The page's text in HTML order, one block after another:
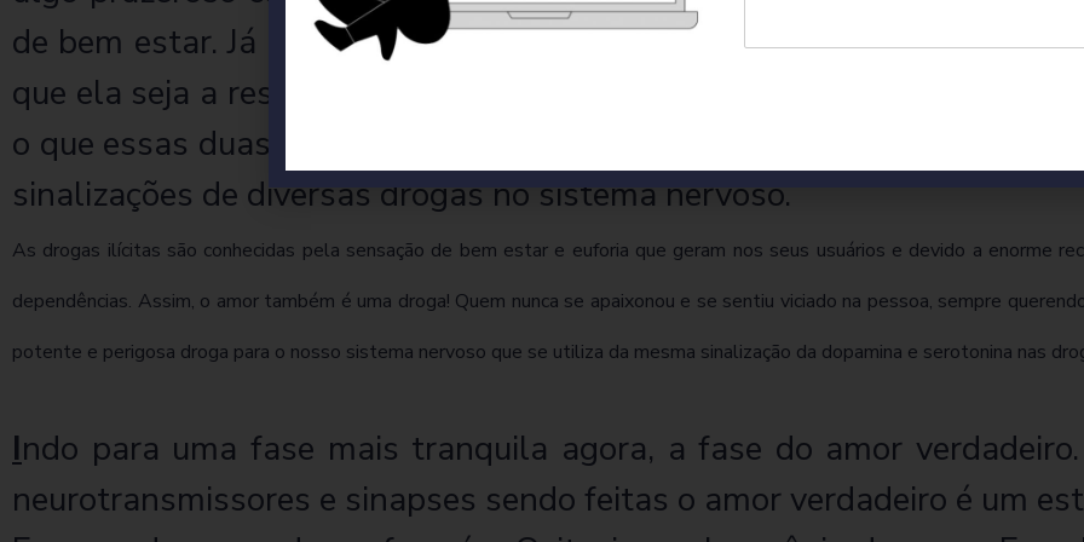
de bem estar. Já a serotonina é a molécula da felicidade, relacionada
que ela seja a responsável pelos pensamentos obsessivos e do
o que essas duas moléculas têm em comum? Tanto a dopamina
sinalizações de diversas drogas no sistema nervoso.
As drogas ilícitas são conhecidas pela sensação de bem estar e euforia que geram nos seus usuários e devido a enorme
dependências. Assim, o amor também é uma droga! Quem nunca se apaixonou e se sentiu viciado na pessoa, sempre
potente e perigosa droga para o nosso sistema nervoso que se utiliza da mesma sinalização da dopamina e serotonina nas
Indo para uma fase mais tranquila agora, a fase do amor
neurotransmissores e sinapses sendo feitas o amor verdadeiro é um